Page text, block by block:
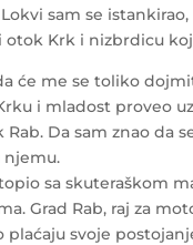
sam se
Krk i nizbrdicu
će me se toliko
i mladost proveo
Da sam znao da
njemu.
sa skuteraškom
Grad Rab, raj za
svoje